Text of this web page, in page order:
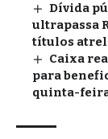
Dívida
ultrapassa
títulos
Caixa
para
quinta-